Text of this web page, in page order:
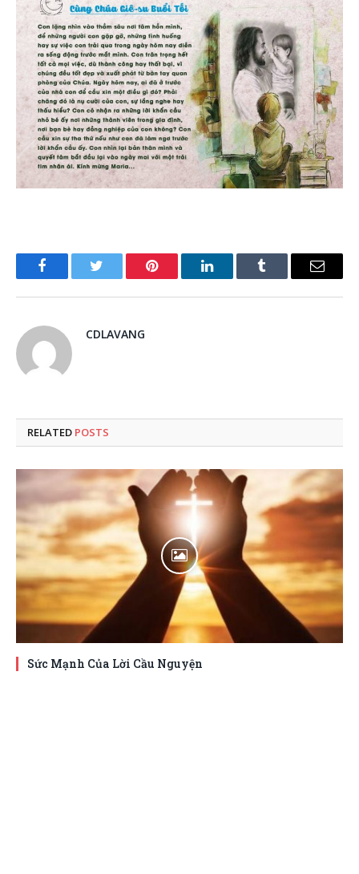
FacebookTwitter Pinterest LinkedInTumblr Email
CDLAVANG
RELATED POSTS
Sức Mạnh Của Lời Cầu Nguyện